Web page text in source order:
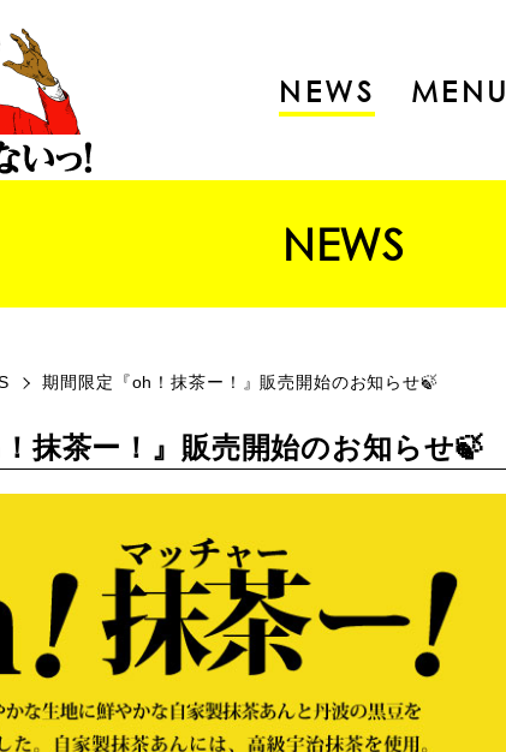
NEWS MENU
NEWS
期間限定『oh！抹茶ー！』販売開始のお知らせ🍃
抹茶ー！』販売開始のお知らせ🍃